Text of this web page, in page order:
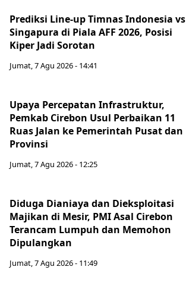
Prediksi Line-up Timnas Indonesia vs
Singapura di Piala AFF 2026, Posisi
Kiper Jadi Sorotan
Jumat, 7 Agu 2026 - 14:41
Upaya Percepatan Infrastruktur,
Pemkab Cirebon Usul Perbaikan 11
Ruas Jalan ke Pemerintah Pusat dan
Provinsi
Jumat, 7 Agu 2026 - 12:25
Diduga Dianiaya dan Dieksploitasi
Majikan di Mesir, PMI Asal Cirebon
Terancam Lumpuh dan Memohon
Dipulangkan
Jumat, 7 Agu 2026 - 11:49